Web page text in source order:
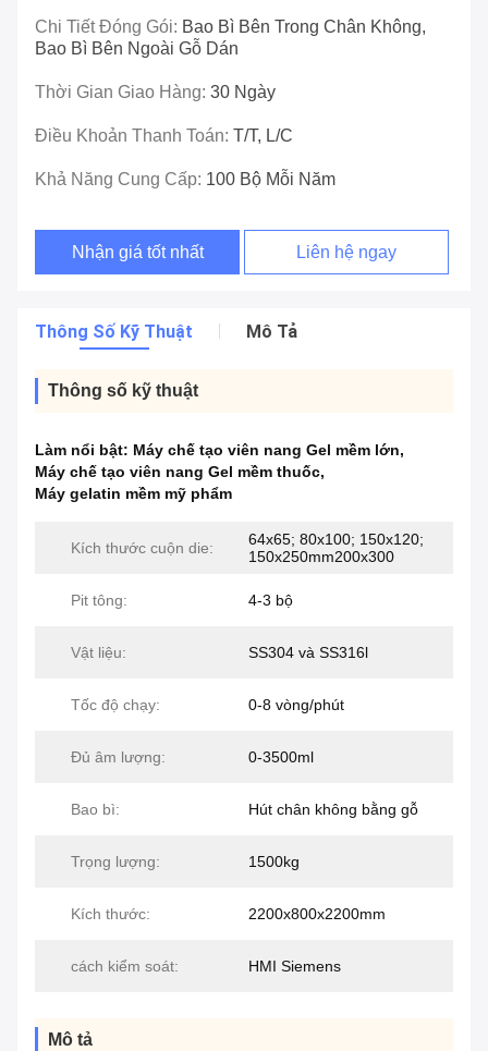
Chi Tiết Đóng Gói: Bao Bì Bên Trong Chân Không,
Bao Bì Bên Ngoài Gỗ Dán
Thời Gian Giao Hàng: 30 Ngày
Điều Khoản Thanh Toán: T/T, L/C
Khả Năng Cung Cấp: 100 Bộ Mỗi Năm
Nhận giá tốt nhất Liên hệ ngay
Thông Số Kỹ Thuật Mô Tả
Thông số kỹ thuật
Làm nổi bật: Máy chế tạo viên nang Gel mềm lớn,
Máy chế tạo viên nang Gel mềm thuốc,
Máy gelatin mềm mỹ phẩm
Kích thước cuộn die:
64x65; 80x100; 150x120;
150x250mm200x300
Pit tông: 4-3 bộ
Vật liệu: SS304 và SS316l
Tốc độ chạy: 0-8 vòng/phút
Đủ âm lượng: 0-3500ml
Bao bì: Hút chân không bằng gỗ
Trọng lượng: 1500kg
Kích thước: 2200x800x2200mm
cách kiểm soát: HMI Siemens
Mô tả